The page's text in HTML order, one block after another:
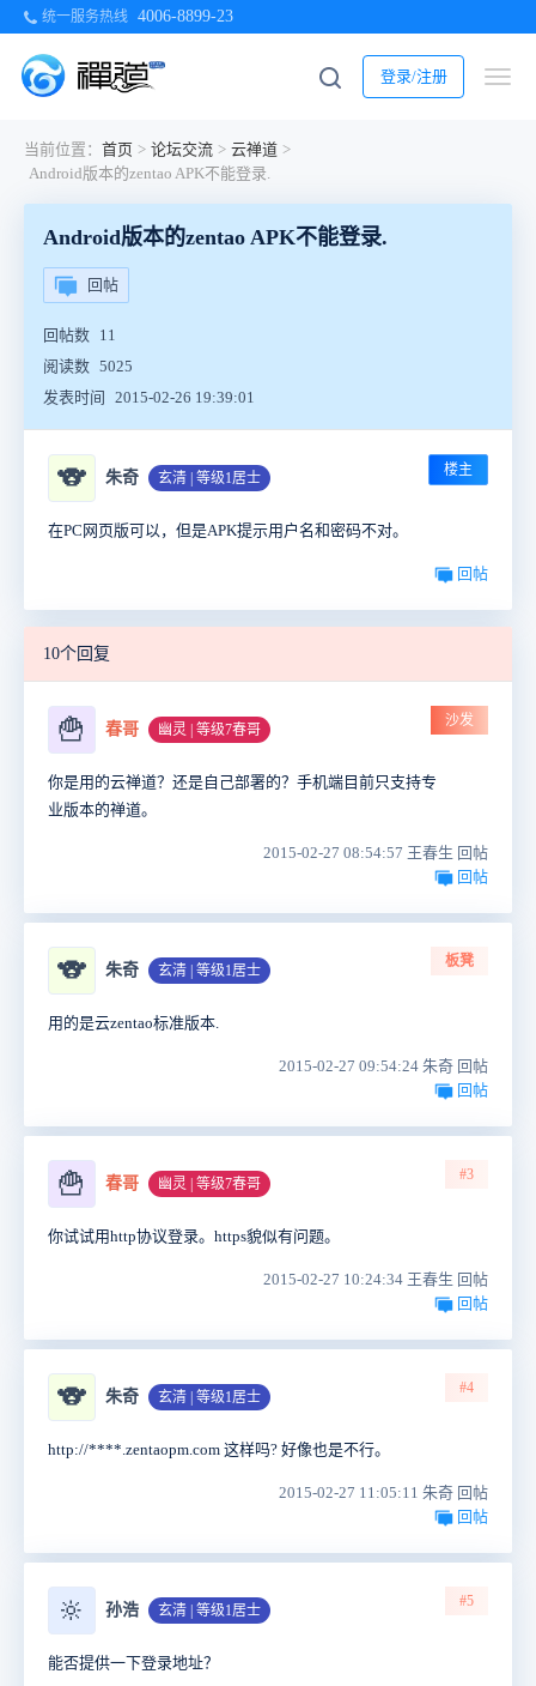
统一服务热线 4006-8899-23
登录/注册
当前位置： 首页 > 论坛交流 > 云禅道 >
Android版本的zentao APK不能登录.
Android版本的zentao APK不能登录.
回帖
回帖数 11
阅读数 5025
发表时间
2015-02-26 19:39:01
🐨 朱奇 玄清 | 等级1居士 楼主
在PC网页版可以，但是APK提示用户名和密码不对。
回帖
10个回复
🍟 春哥 幽灵 | 等级7春哥
沙发
你是用的云禅道？还是自己部署的？手机端目前只支持专
业版本的禅道。
2015-02-27 08:54:57 王春生 回帖
回帖
🐨 朱奇 玄清 | 等级1居士
板凳
用的是云zentao标准版本.
2015-02-27 09:54:24 朱奇 回帖
回帖
🍟 春哥 幽灵 | 等级7春哥
#3
你试试用http协议登录。https貌似有问题。
2015-02-27 10:24:34 王春生 回帖
回帖
🐨 朱奇 玄清 | 等级1居士
#4
http://****.zentaopm.com 这样吗? 好像也是不行。
2015-02-27 11:05:11 朱奇 回帖
回帖
🔆 孙浩 玄清 | 等级1居士
#5
能否提供一下登录地址？